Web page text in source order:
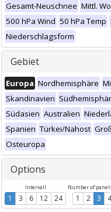
Gesamt-Neuschnee Mittl.
500 hPa Wind 50 hPa Temp
Niederschlagsform
Gebiet
Europa Nordhemisphäre
Skandinavien
Südasien Australien
Spanien Türkei/Nahost
Osteuropa
Options
Intervall
1 3 6 12 24
Number of
1 2 3 4